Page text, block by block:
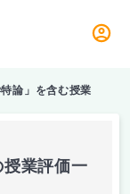
特論」を含む授業
授業評価一